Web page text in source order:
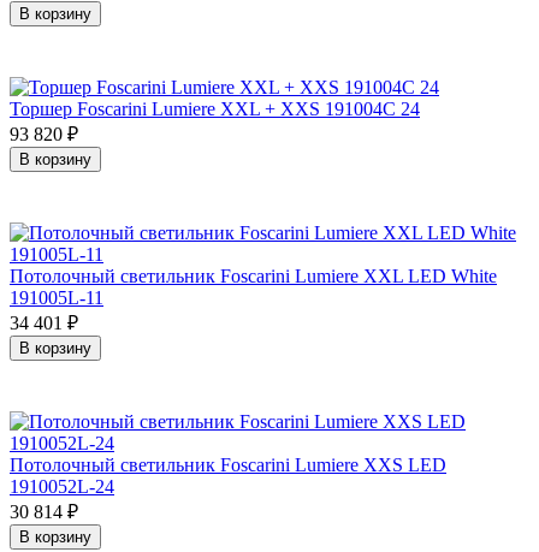
В корзину
Торшер Foscarini Lumiere XXL + XXS 191004C 24
93 820 ₽
В корзину
Потолочный светильник Foscarini Lumiere XXL LED White
191005L-11
34 401 ₽
В корзину
Потолочный светильник Foscarini Lumiere XXS LED
1910052L-24
30 814 ₽
В корзину